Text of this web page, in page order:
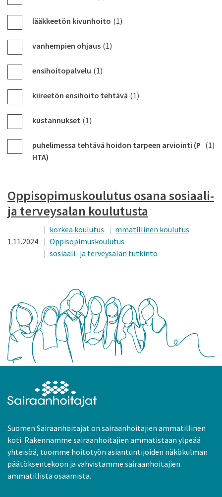
lääkkeetön kivunhoito (1)
vanhempien ohjaus (1)
ensihoitopalvelu (1)
kiireetön ensihoito tehtävä (1)
kustannukset (1)
puhelimessa tehtävä hoidon tarpeen arviointi (P
HTA)
(1)
Oppisopimuskoulutus osana sosiaali-
ja terveysalan koulutusta
1.11.2024
korkea koulutus
mmatillinen koulutus
Oppisopimuskoulutus
sosiaali- ja terveysalan tutkinto
Suomen Sairaanhoitajat on sairaanhoitajien ammatillinen
koti. Rakennamme sairaanhoitajien ammatistaan ylpeää
yhteisöä, tuomme hoitotyön asiantuntijoiden näkökulman
päätöksentekoon ja vahvistamme sairaanhoitajien
ammatillista osaamista.